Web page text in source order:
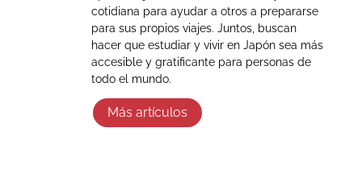
cotidiana para ayudar a otros a prepararse
para sus propios viajes. Juntos, buscan
hacer que estudiar y vivir en Japón sea más
accesible y gratificante para personas de
todo el mundo.
Más artículos